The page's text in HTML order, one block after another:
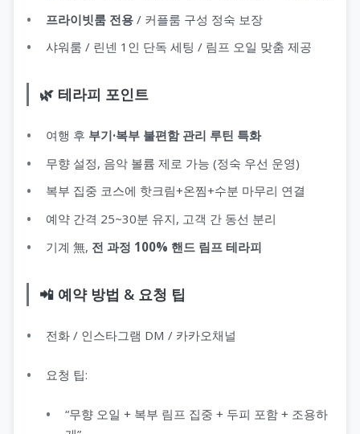
프라이빗룸 전용 / 커플룸 구성 정숙 보장
샤워룸 / 린넨 1인 단독 세팅 / 림프 오일 맞춤 제공
🌿 테라피 포인트
여행 후 부기·복부 불편함 관리 루틴 특화
무향 설정, 음악 볼륨 제로 가능 (정숙 우선 운영)
복부 집중 코스에 핫크림+온찜+수분 마무리 연결
예약 간격 25~30분 유지, 고객 간 동선 분리
기계 無, 전 과정 100% 핸드 림프 테라피
📲 예약 방법 & 요청 팁
전화 / 인스타그램 DM / 카카오채널
요청 팁:
“무향 오일 + 복부 림프 집중 + 두피 포함 + 조용하